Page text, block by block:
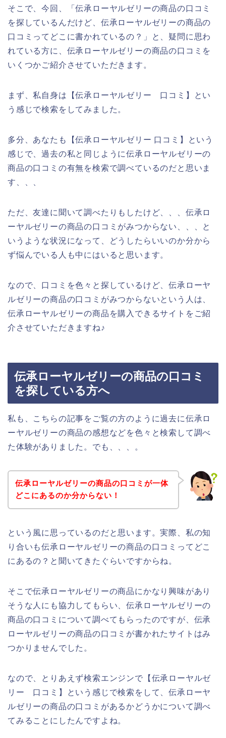
そこで、今回、「伝承ローヤルゼリーの商品の口コミ
を探しているんだけど、伝承ローヤルゼリーの商品の
口コミってどこに書かれているの？」と、疑問に思わ
れている方に、伝承ローヤルゼリーの商品の口コミを
いくつかご紹介させていただきます。
まず、私自身は【伝承ローヤルゼリー 口コミ】とい
う感じで検索をしてみました。
多分、あなたも【伝承ローヤルゼリー 口コミ】という
感じで、過去の私と同じように伝承ローヤルゼリーの
商品の口コミの有無を検索で調べているのだと思いま
す、、、
ただ、友達に聞いて調べたりもしたけど、、、伝承ロ
ーヤルゼリーの商品の口コミがみつからない、、、と
いうような状況になって、どうしたらいいのか分から
ず悩んでいる人も中にはいると思います。
なので、口コミを色々と探しているけど、伝承ローヤ
ルゼリーの商品の口コミがみつからないという人は、
伝承ローヤルゼリーの商品を購入できるサイトをご紹
介させていただきますね♪
伝承ローヤルゼリーの商品の口コミ
を探している方へ
私も、こちらの記事をご覧の方のように過去に伝承ロ
ーヤルゼリーの商品の感想などを色々と検索して調べ
た体験がありました。でも、、、。
伝承ローヤルゼリーの商品の口コミが一体
どこにあるのか分からない！
という風に思っているのだと思います。実際、私の知
り合いも伝承ローヤルゼリーの商品の口コミってどこ
にあるの？と聞いてきたぐらいですからね。
そこで伝承ローヤルゼリーの商品にかなり興味があり
そうな人にも協力してもらい、伝承ローヤルゼリーの
商品の口コミについて調べてもらったのですが、伝承
ローヤルゼリーの商品の口コミが書かれたサイトはみ
つかりませんでした。
なので、とりあえず検索エンジンで【伝承ローヤルゼ
リー 口コミ】という感じで検索をして、伝承ローヤ
ルゼリーの商品の口コミがあるかどうかについて調べ
てみることにしたんですよね。